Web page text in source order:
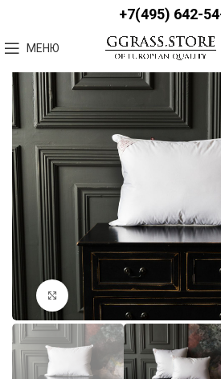
+7(495) 642-
МЕНЮ
Увеличить